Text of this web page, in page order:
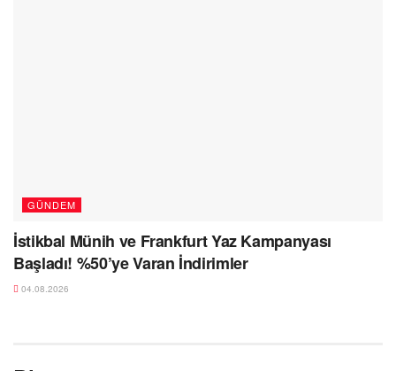
GÜNDEM
İstikbal Münih ve Frankfurt Yaz Kampanyası
Başladı! %50’ye Varan İndirimler
04.08.2026